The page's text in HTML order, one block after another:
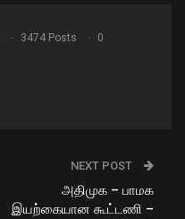
3474 Posts 0
NEXT POST
அதிமுக – பாமக
இயற்கையான கூட்டணி –